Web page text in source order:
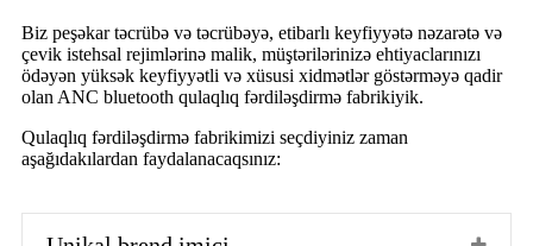
Biz peşəkar təcrübə və təcrübəyə, etibarlı keyfiyyətə nəzarətə və
çevik istehsal rejimlərinə malik, müştərilərinizə ehtiyaclarınızı
ödəyən yüksək keyfiyyətli və xüsusi xidmətlər göstərməyə qadir
olan ANC bluetooth qulaqlıq fərdiləşdirmə fabrikiyik.
Qulaqlıq fərdiləşdirmə fabrikimizi seçdiyiniz zaman
aşağıdakılardan faydalanacaqsınız: